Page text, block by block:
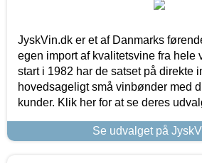
JyskVin.dk er et af Danmarks
egen import af kvalitetsvine fra hele
start i 1982 har de satset på direkte
hovedsageligt små vinbønder med
kunder. Klik her for at se deres
Se udvalget på